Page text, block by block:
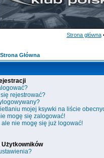
Strona główna
Główna
rejestrować?
mojej ksywki na liście
mogę się zalogować!
ale nie mogę się już logować!
Użytkowników